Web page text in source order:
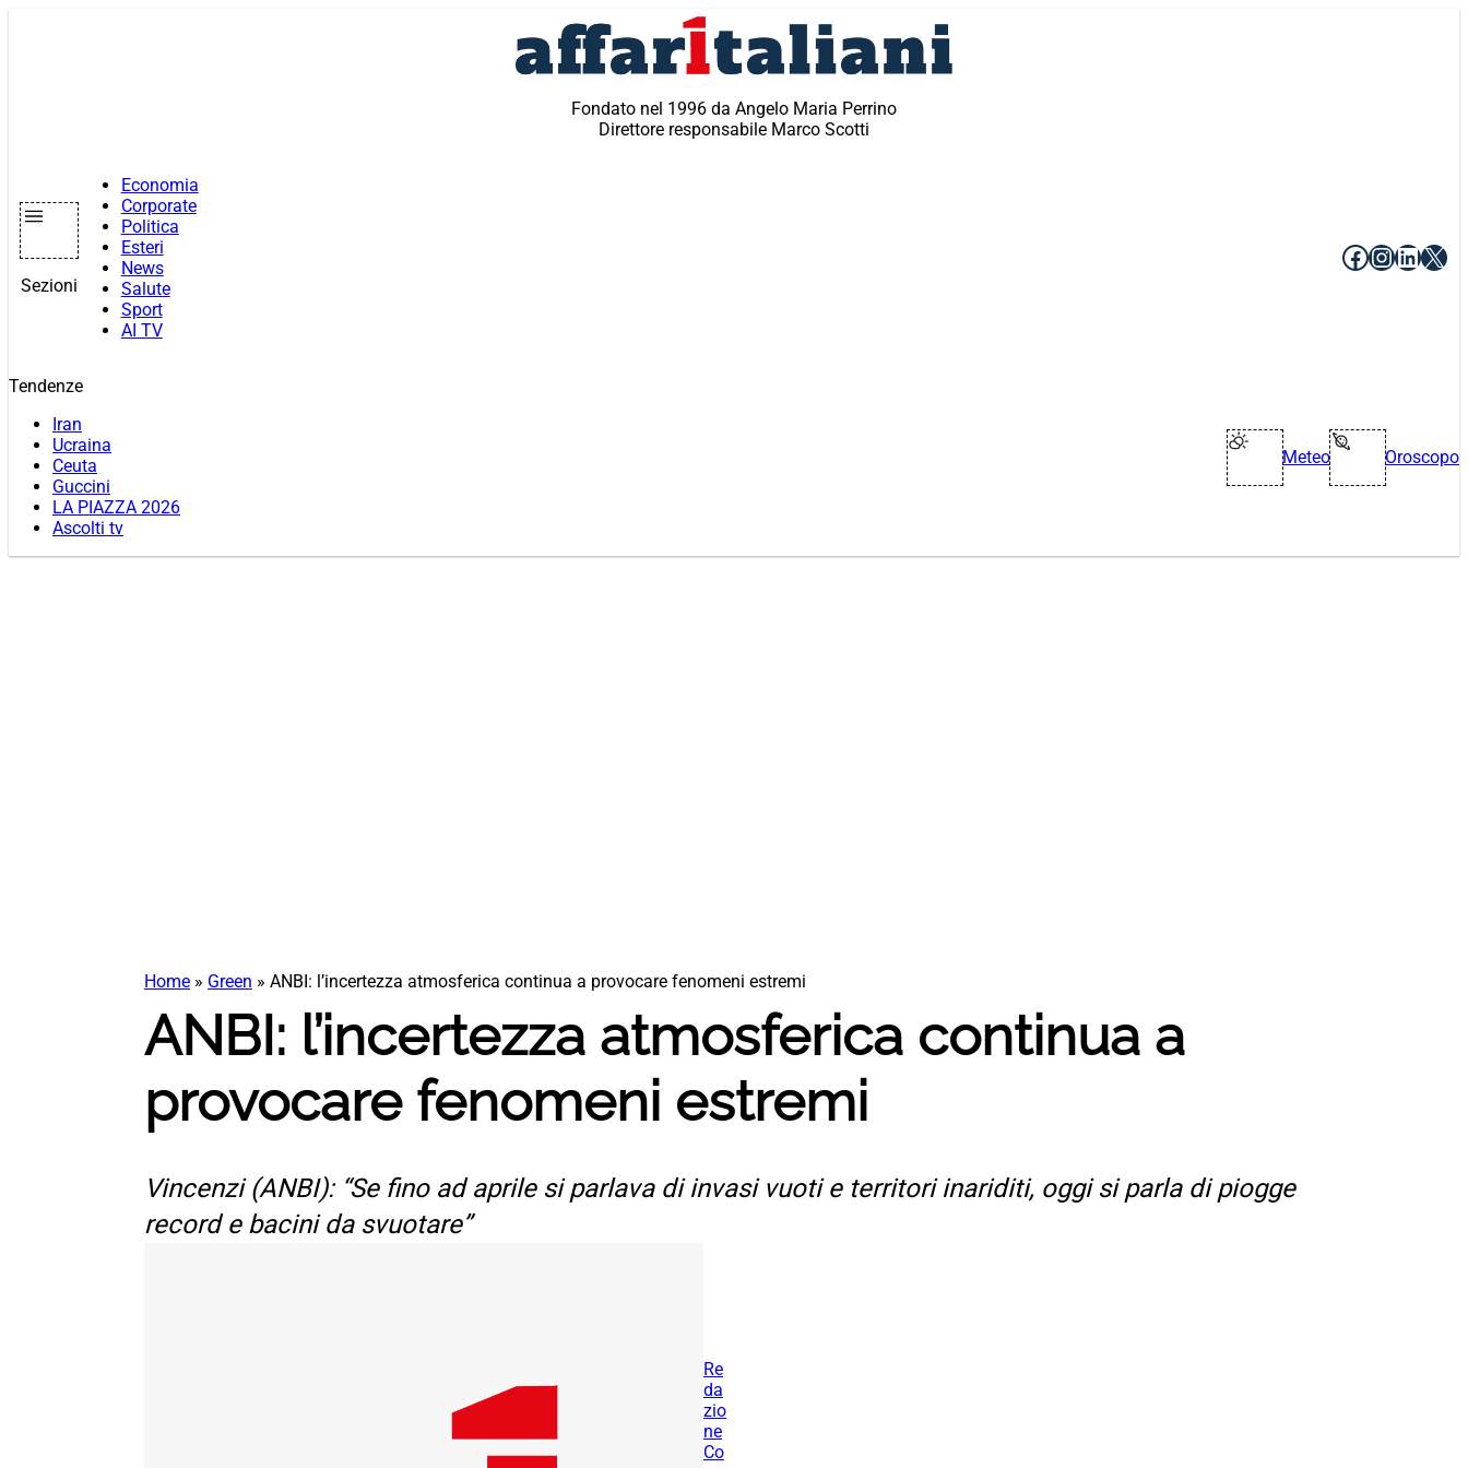
Fondato nel 1996 da Angelo Maria Perrino
Direttore responsabile Marco Scotti
Sezioni
Economia
Corporate
Politica
Esteri
News
Salute
Sport
AI TV
Facebook
X
Tendenze
Iran
Ucraina
Ceuta
Guccini
LA PIAZZA 2026
Ascolti tv
Meteo Oroscopo
Home » Green » ANBI: l’incertezza atmosferica continua a provocare fenomeni estremi
ANBI: l’incertezza atmosferica continua a
provocare fenomeni estremi
Vincenzi (ANBI): “Se fino ad aprile si parlava di invasi vuoti e territori inariditi, oggi si parla di piogge
record e bacini da svuotare”
Re
da
zio
ne
Co